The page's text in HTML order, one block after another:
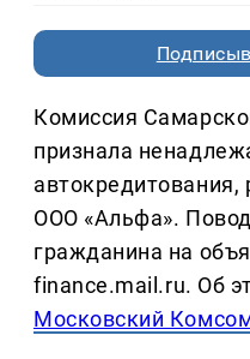
Комиссия
признала
ООО «Альфа».
гражданина на
finance.mail.ru. Об
Московский